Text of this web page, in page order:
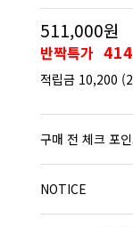
511,000원
반짝특가
적립금 10,200
구매 전 체크 포
NOTICE